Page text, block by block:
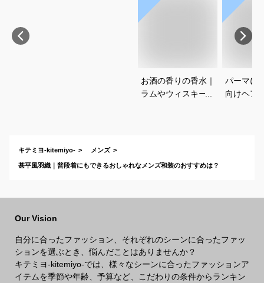
お酒の香りの香水｜
ラムやウィスキーな
パーマに
向けヘア
キテミヨ-kitemiyo- メンズ
甚平風羽織｜普段着にもできるおしゃれなメンズ和装のおすすめは？
Our Vision
自分に合ったファッション、それぞれのシーンに合ったファッ
ションを選ぶとき、悩んだことはありませんか？
キテミヨ-kitemiyo-では、様々なシーンに合ったファッションア
イテムを季節や年齢、予算など、こだわりの条件からランキン